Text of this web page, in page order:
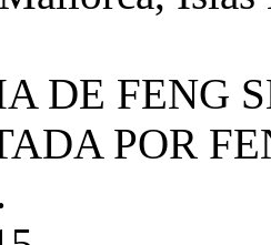
DE FENG
POR